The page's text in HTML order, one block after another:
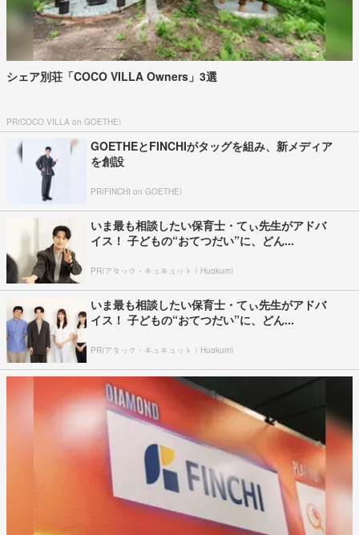
シェア別荘「COCO VILLA Owners」3選
PR(COCO VILLA on GOETHE)
GOETHEとFINCHIがタッグを組み、新メディア
を創設
PR(FINCHI on GOETHE)
いま最も相談したい保育士・てぃ先生がアドバ
イス！ 子どもの“おてつだい”に、どん...
PR(アタック・キュキュット｜Hugkum)
いま最も相談したい保育士・てぃ先生がアドバ
イス！ 子どもの“おてつだい”に、どん...
PR(アタック・キュキュット｜Hugkum)